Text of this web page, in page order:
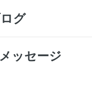
グ
ッセージ